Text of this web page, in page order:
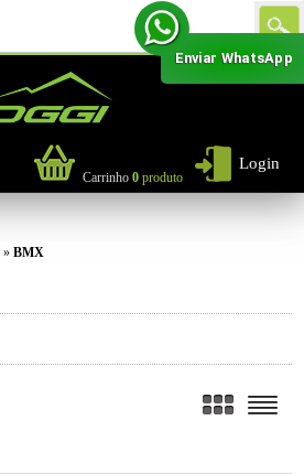
Login
Carrinho 0 produto
»BMX
Enviar WhatsApp